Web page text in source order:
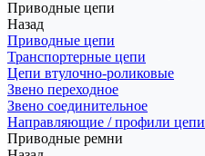
Приводные цепи
Назад
Приводные цепи
Транспортерные цепи
Цепи втулочно-роликовые
Звено переходное
Звено соединительное
Направляющие / профили цепи
Приводные ремни